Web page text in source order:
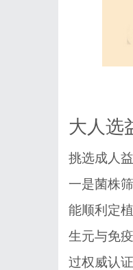
大人选
挑选成人
一是菌株
能顺利定
生元与免
过权威认